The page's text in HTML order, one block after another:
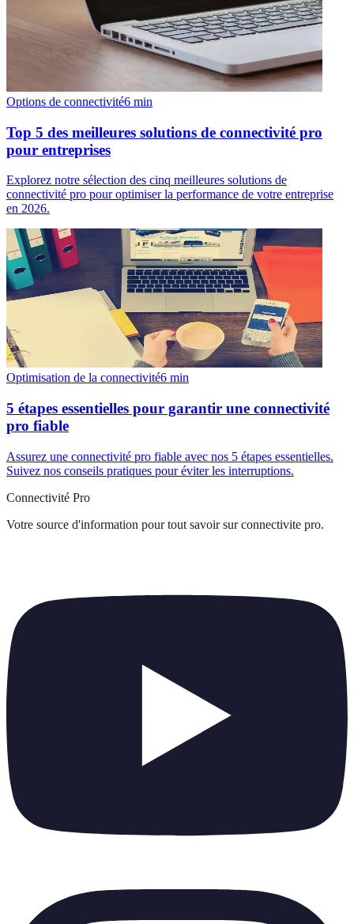
Options de connectivité6 min
Top 5 des meilleures solutions de connectivité pro
pour entreprises
Explorez notre sélection des cinq meilleures solutions de
connectivité pro pour optimiser la performance de votre entreprise
en 2026.
Optimisation de la connectivité6 min
5 étapes essentielles pour garantir une connectivité
pro fiable
Assurez une connectivité pro fiable avec nos 5 étapes essentielles.
Suivez nos conseils pratiques pour éviter les interruptions.
Connectivité Pro
Votre source d'information pour tout savoir sur connectivite pro.